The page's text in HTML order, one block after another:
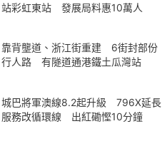
站彩虹東站 發展局料惠10萬人
靠背壟道、浙江街重建 6街封部份
行人路 有隧道通港鐵土瓜灣站
城巴將軍澳線8.2起升級 796X延長
服務改循環線 出紅磡慳10分鐘